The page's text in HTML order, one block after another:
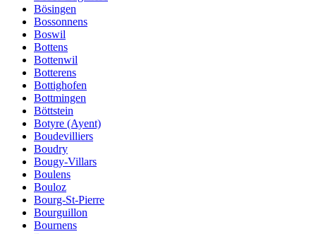
Bösingen
Bossonnens
Boswil
Bottens
Bottenwil
Botterens
Bottighofen
Bottmingen
Böttstein
Botyre (Ayent)
Boudevilliers
Boudry
Bougy-Villars
Boulens
Bouloz
Bourg-St-Pierre
Bourguillon
Bournens